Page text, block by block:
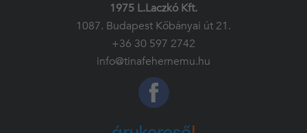
1975 L.Laczkó Kft.
1087. Budapest Kőbányai út 21.
+36 30 597 2742
info@tinafehernemu.hu